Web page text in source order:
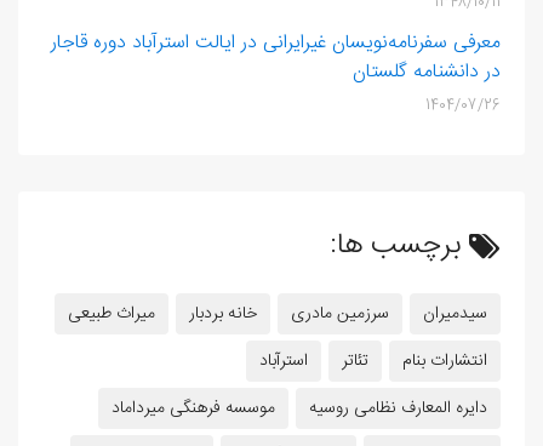
معرفی سفرنامه‌نویسان غیرایرانی در ایالت استرآباد دوره قاجار
در دانشنامه گلستان
1404/07/26
برچسب ها:
سیدمیران سرزمین مادری خانه بردبار
میراث طبیعی
انتشارات بنام
تئاتر
استرآباد
دایره المعارف نظامی روسیه
موسسه فرهنگی میرداماد